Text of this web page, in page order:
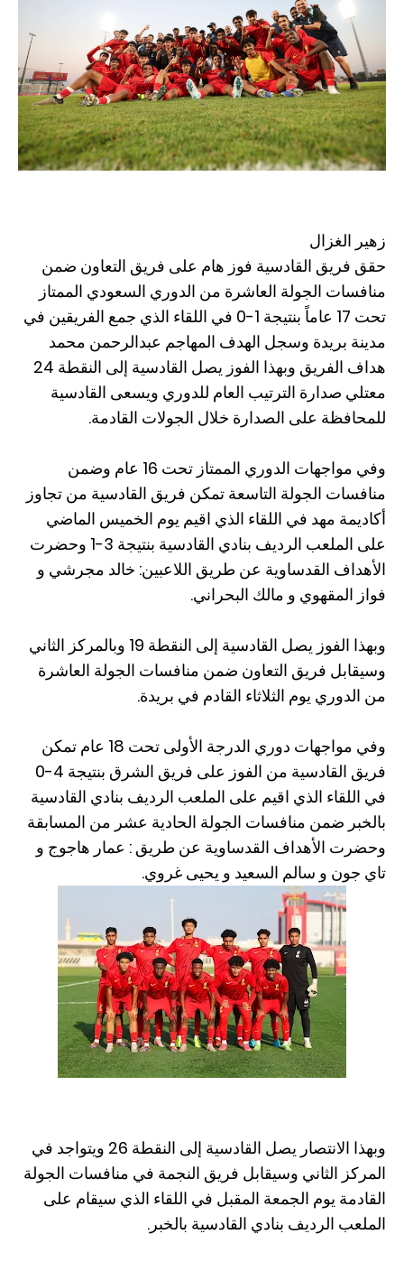
زهير الغزال
حقق فريق القادسية فوز هام على فريق التعاون ضمن
منافسات الجولة العاشرة من الدوري السعودي الممتاز
تحت 17 عاماً بنتيجة 1-0 في اللقاء الذي جمع الفريقين في
مدينة بريدة وسجل الهدف المهاجم عبدالرحمن محمد
هداف الفريق وبهذا الفوز يصل القادسية إلى النقطة 24
معتلي صدارة الترتيب العام للدوري ويسعى القادسية
للمحافظة على الصدارة خلال الجولات القادمة.
وفي مواجهات الدوري الممتاز تحت 16 عام وضمن
منافسات الجولة التاسعة تمكن فريق القادسية من تجاوز
أكاديمة مهد في اللقاء الذي اقيم يوم الخميس الماضي
على الملعب الرديف بنادي القادسية بنتيجة 3-1 وحضرت
الأهداف القدساوية عن طريق اللاعبين: خالد مجرشي و
فواز المقهوي و مالك البحراني.
وبهذا الفوز يصل القادسية إلى النقطة 19 وبالمركز الثاني
وسيقابل فريق التعاون ضمن منافسات الجولة العاشرة
من الدوري يوم الثلاثاء القادم في بريدة.
وفي مواجهات دوري الدرجة الأولى تحت 18 عام تمكن
فريق القادسية من الفوز على فريق الشرق بنتيجة 4-0
في اللقاء الذي اقيم على الملعب الرديف بنادي القادسية
بالخبر ضمن منافسات الجولة الحادية عشر من المسابقة
وحضرت الأهداف القدساوية عن طريق : عمار هاجوج و
تاي جون و سالم السعيد و يحيى غروي.
وبهذا الانتصار يصل القادسية إلى النقطة 26 ويتواجد في
المركز الثاني وسيقابل فريق النجمة في منافسات الجولة
القادمة يوم الجمعة المقبل في اللقاء الذي سيقام على
الملعب الرديف بنادي القادسية بالخبر.